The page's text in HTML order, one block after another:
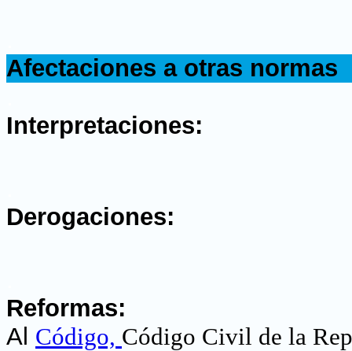
Afectaciones a otras normas
Interpretaciones:
Derogaciones:
Reformas:
Al Código, Código Civil de la